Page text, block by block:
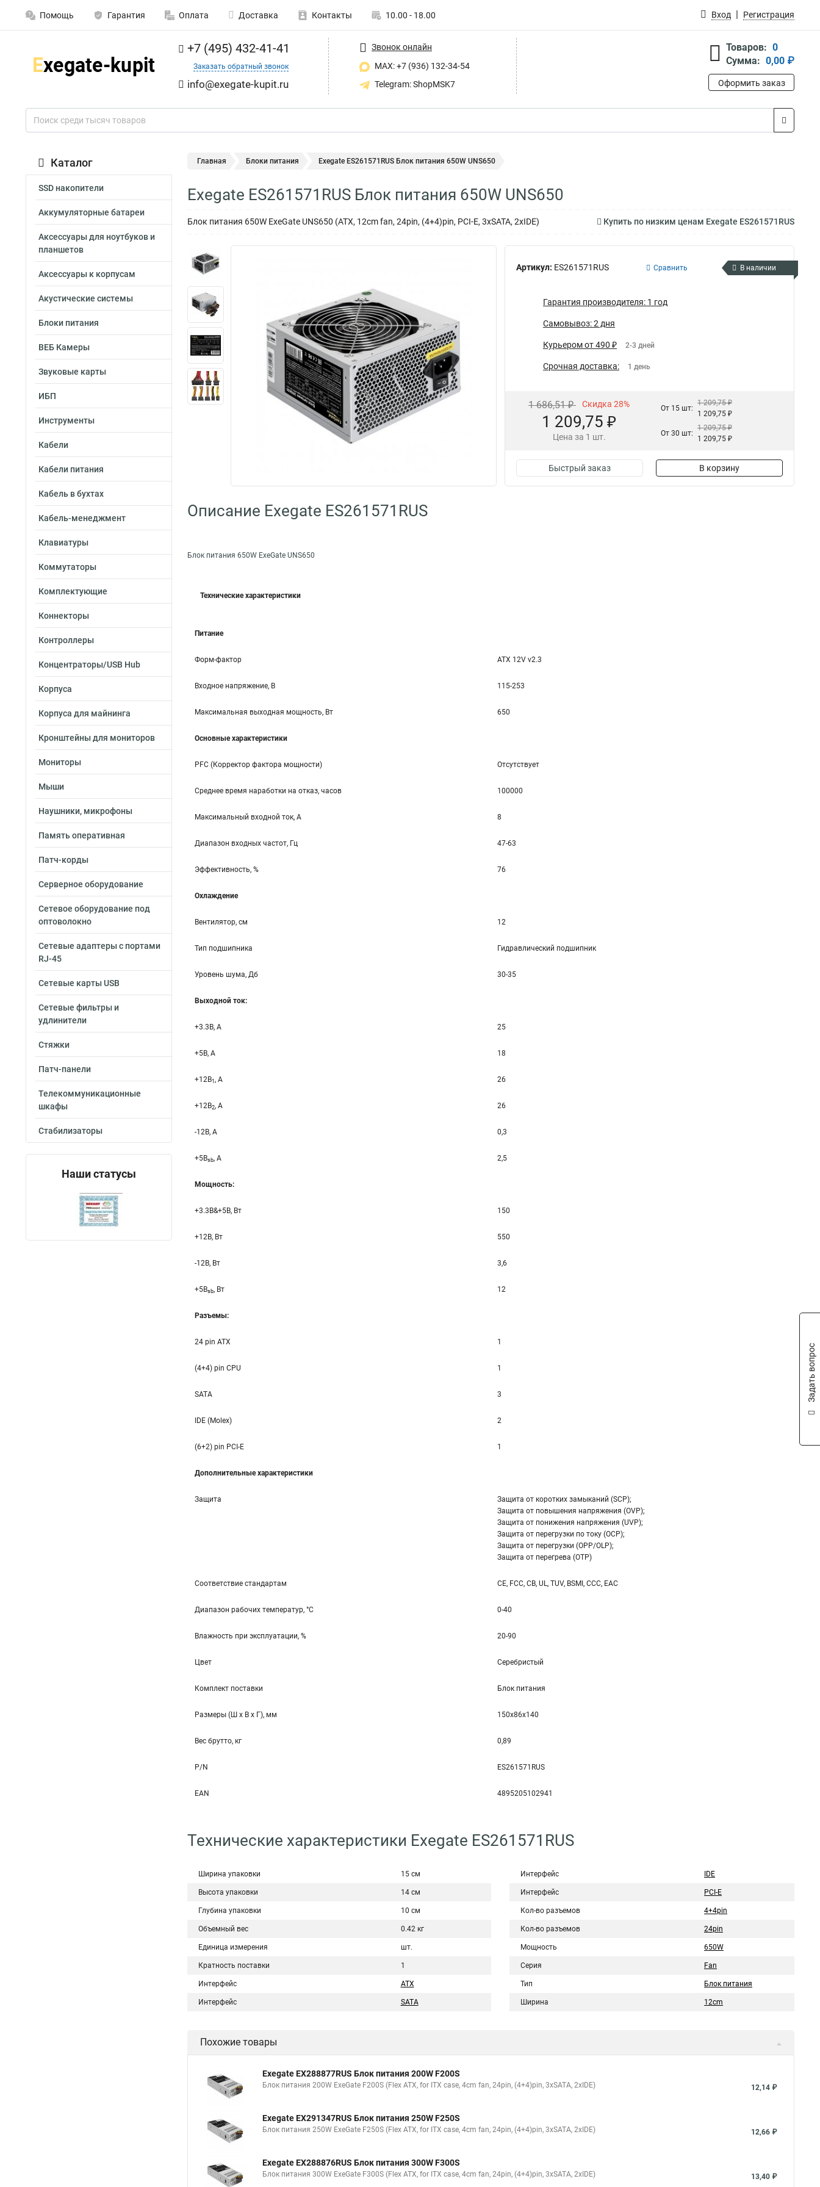
Помощь Гарантия Оплата Доставка Контакты 10.00 - 18.00 Вход Регистрация
+7 (495) 432-41-41
Заказать обратный звонок
info@exegate-kupit.ru
Звонок онлайн
MAX: +7 (936) 132-34-54
Telegram: ShopMSK7
Товаров: 0
Сумма: 0,00 ₽
Оформить заказ
Каталог
SSD накопители
Аккумуляторные батареи
Аксессуары для ноутбуков и
планшетов
Аксессуары к корпусам
Акустические системы
Блоки питания
ВЕБ Камеры
Звуковые карты
ИБП
Инструменты
Кабели
Кабели питания
Кабель в бухтах
Кабель-менеджмент
Клавиатуры
Коммутаторы
Комплектующие
Коннекторы
Контроллеры
Концентраторы/USB Hub
Корпуса
Корпуса для майнинга
Кронштейны для мониторов
Мониторы
Мыши
Наушники, микрофоны
Память оперативная
Патч-корды
Серверное оборудование
Сетевое оборудование под
оптоволокно
Сетевые адаптеры с портами
RJ-45
Сетевые карты USB
Сетевые фильтры и
удлинители
Стяжки
Патч-панели
Телекоммуникационные
шкафы
Стабилизаторы
Наши статусы
Главная Блоки питания Exegate ES261571RUS Блок питания 650W UNS650
Exegate ES261571RUS Блок питания 650W UNS650
Блок питания 650W ExeGate UNS650 (ATX, 12cm fan, 24pin, (4+4)pin, PCI-E, 3xSATA, 2xIDE) Купить по низким ценам Exegate ES261571RUS
Артикул: ES261571RUS Сравнить В наличии
Гарантия производителя: 1 год
Самовывоз: 2 дня
Курьером от 490 ₽ 2-3 дней
Срочная доставка: 1 день
1 686,51 ₽ Скидка 28%
1 209,75 ₽
Цена за 1 шт.
От 15 шт:
1 209,75 ₽
1 209,75 ₽
От 30 шт:
1 209,75 ₽
1 209,75 ₽
Быстрый заказ В корзину
Описание Exegate ES261571RUS
Блок питания 650W ExeGate UNS650
Технические характеристики
Питание
Форм-фактор ATX 12V v2.3
Входное напряжение, В 115-253
Максимальная выходная мощность, Вт 650
Основные характеристики
PFC (Корректор фактора мощности) Отсутствует
Среднее время наработки на отказ, часов 100000
Максимальный входной ток, А 8
Диапазон входных частот, Гц 47-63
Эффективность, % 76
Охлаждение
Вентилятор, см 12
Тип подшипника Гидравлический подшипник
Уровень шума, Дб 30-35
Выходной ток:
+3.3B, А 25
+5B, А 18
+12B1 , A 26
+12B2, A 26
-12B, A 0,3
+5Bsb, A 2,5
Мощность:
+3.3B&+5B, Вт 150
+12B, Вт 550
-12B, Вт 3,6
+5Bsb, Вт 12
Разъемы:
24 pin ATX 1
(4+4) pin CPU 1
SATA 3
IDE (Molex) 2
(6+2) pin PCI-E 1
Дополнительные характеристики
Защита
Защита от коротких замыканий (SCP);
Защита от повышения напряжения (OVP);
Защита от понижения напряжения (UVP);
Защита от перегрузки по току (OCP);
Защита от перегрузки (OPP/OLP);
Защита от перегрева (OTP)
Соответствие стандартам CE, FCC, CB, UL, TUV, BSMI, CCC, EAC
Диапазон рабочих температур, °С 0-40
Влажность при эксплуатации, % 20-90
Цвет Серебристый
Комплект поставки Блок питания
Размеры (Ш x В x Г), мм 150x86x140
Вес брутто, кг 0,89
P/N ES261571RUS
EAN 4895205102941
Технические характеристики Exegate ES261571RUS
Ширина упаковки 15 см
Высота упаковки 14 см
Глубина упаковки 10 см
Объемный вес 0.42 кг
Единица измерения шт.
Кратность поставки 1
Интерфейс ATX
Интерфейс SATA
Интерфейс IDE
Интерфейс PCI-E
Кол-во разъемов 4+4pin
Кол-во разъемов 24pin
Мощность 650W
Серия Fan
Тип Блок питания
Ширина 12cm
Похожие товары
Exegate EX288877RUS Блок питания 200W F200S
Блок питания 200W ExeGate F200S (Flex ATX, for ITX case, 4cm fan, 24pin, (4+4)pin, 3xSATA, 2xIDE) 12,14 ₽
Exegate EX291347RUS Блок питания 250W F250S
Блок питания 250W ExeGate F250S (Flex ATX, for ITX case, 4cm fan, 24pin, (4+4)pin, 3xSATA, 2xIDE) 12,66 ₽
Exegate EX288876RUS Блок питания 300W F300S
Блок питания 300W ExeGate F300S (Flex ATX, for ITX case, 4cm fan, 24pin, (4+4)pin, 3xSATA, 2xIDE) 13,40 ₽
Задать вопрос